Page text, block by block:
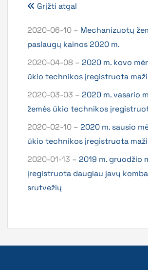
Grįžti atgal
2020-06-10 – Mechanizuotų
paslaugų kainos 2020 m.
2020-04-08 – 2020 m. kovo
ūkio technikos įregistruota
2020-03-03 – 2020 m. vasario
žemės ūkio technikos
2020-02-10 – 2020 m. sausio
ūkio technikos įregistruota
2020-01-13 – 2019 m. gruodžio
įregistruota daugiau javų
srutvežių